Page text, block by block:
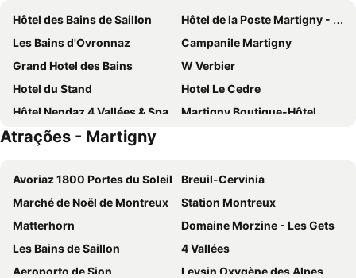
Hôtel des Bains de Saillon
Hôtel de la Poste Martigny - City Center
Les Bains d'Ovronnaz
Campanile Martigny
Grand Hotel des Bains
W Verbier
Hotel du Stand
Hotel Le Cedre
Hôtel Nendaz 4 Vallées & Spa
Martigny Boutique-Hôtel
Guesthouse Hotel Between
PAPILL'ON - Boutique Hotel
La Vallée Hôtel &Spa
Hotel Suisse
Gîte la Cigale
Hotel Restaurant Le Giétroz
Hôtel de Verbier SUP
Residence & Spa Vallorcine Mont Blanc
Hôtel Restaurant la Couronne
Boutique Hotel Beau-Séjour & Spa
Midi Guestrooms
Atrações - Martigny
Avoriaz 1800 Portes du Soleil
Breuil-Cervinia
Marché de Noël de Montreux
Station Montreux
Matterhorn
Domaine Morzine - Les Gets
Les Bains de Saillon
4 Vallées
Aeroporto de Sion
Leysin Oxygène des Alpes